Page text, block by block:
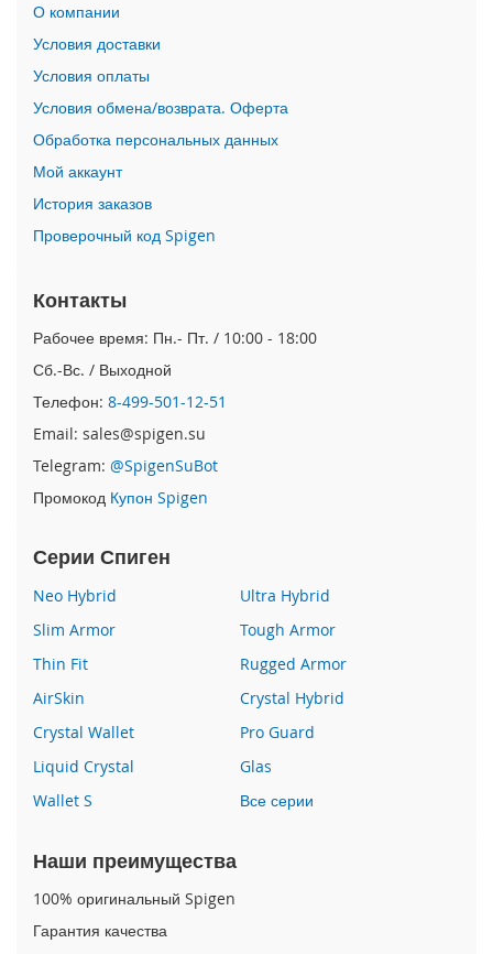
P
h
o
n
e
1
7
P
r
o
i
o
n
e
A
i
r
i
P
h
e
7
P
h
o
n
1
6
P
o
a
О компании
Условия доставки
Условия оплаты
Условия обмена/возврата. Оферта
Обработка персональных данных
Мой аккаунт
История заказов
Проверочный код Spigen
Контакты
Рабочее время: Пн.- Пт. / 10:00 - 18:00
Сб.-Вс. / Выходной
Телефон: 8-499-501-12-51
Email: sales@spigen.su
Telegram: @SpigenSuBot
Промокод Купон Spigen
Серии Спиген
Neo Hybrid
Ultra Hybrid
Slim Armor
Tough Armor
Thin Fit
Rugged Armor
AirSkin
Crystal Hybrid
Crystal Wallet
Pro Guard
Liquid Crystal
Glas
Wallet S
Все серии
Наши преимущества
100% оригинальный Spigen
Гарантия качества